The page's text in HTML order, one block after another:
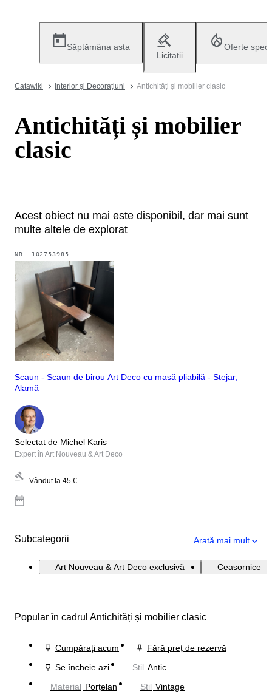
Săptămâna asta
Licitații
Oferte
Catawiki Interior și Decorațiuni Antichități și mobilier clasic
Antichități și mobilier
clasic
Acest obiect nu mai este disponibil, dar mai sunt
multe altele de explorat
NR. 102753985
Scaun - Scaun de birou Art Deco cu masă pliabilă - Stejar,
Alamă
Selectat de Michel Karis
Expert în Art Nouveau & Art Deco
Vândut la 45 €
Subcategorii Arată mai mult
Art Nouveau & Art Deco exclusivă Ceasornice
Popular în cadrul Antichități și mobilier clasic
Cumpărați acum
Fără preț de rezervă
Se încheie azi
Stil Antic
Material Porțelan Stil Vintage